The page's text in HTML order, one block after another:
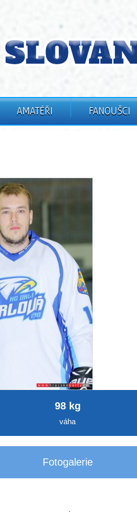
AMATÉŘI FANOUŠCI
98 kg
váha
Fotogalerie